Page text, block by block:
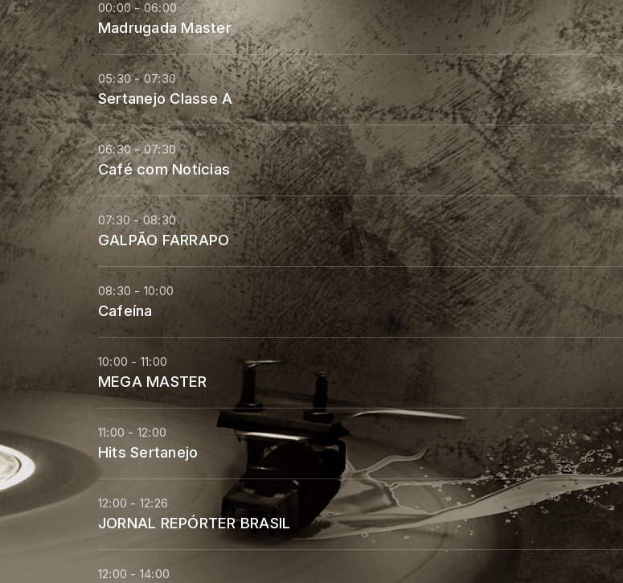
00:00 - 06:00
Madrugada Master
05:30 - 07:30
Sertanejo Classe A
06:30 - 07:30
Café com Notícias
07:30 - 08:30
GALPÃO FARRAPO
08:30 - 10:00
Cafeína
10:00 - 11:00
MEGA MASTER
11:00 - 12:00
Hits Sertanejo
12:00 - 12:26
JORNAL REPÓRTER BRASIL
12:00 - 14:00